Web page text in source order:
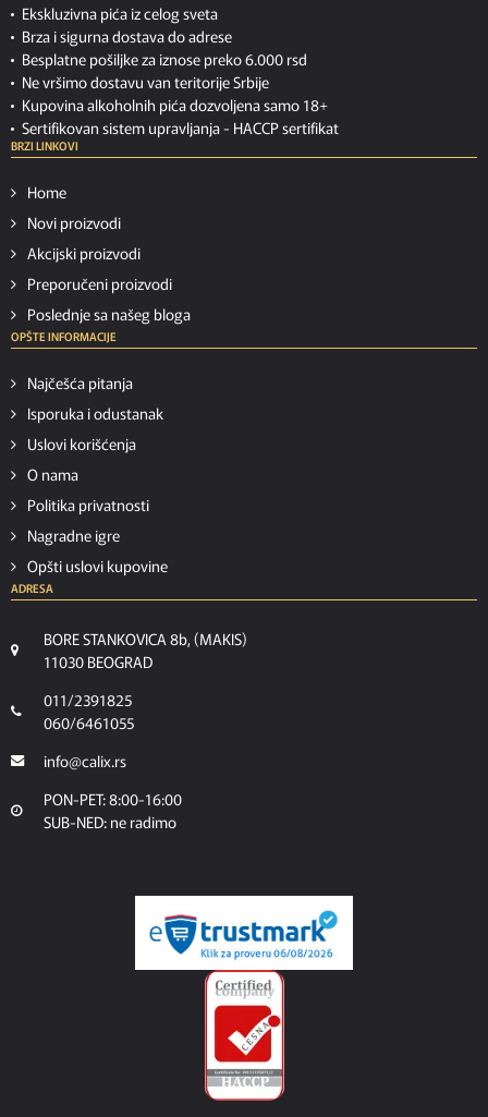
Ekskluzivna pića iz celog sveta
Brza i sigurna dostava do adrese
Besplatne pošiljke za iznose preko 6.000 rsd
Ne vršimo dostavu van teritorije Srbije
Kupovina alkoholnih pića dozvoljena samo 18+
Sertifikovan sistem upravljanja - HACCP sertifikat
BRZI LINKOVI
Home
Novi proizvodi
Akcijski proizvodi
Preporučeni proizvodi
Poslednje sa našeg bloga
OPŠTE INFORMACIJE
Najčešća pitanja
Isporuka i odustanak
Uslovi korišćenja
O nama
Politika privatnosti
Nagradne igre
Opšti uslovi kupovine
ADRESA
BORE STANKOVICA 8b, (MAKIS)
11030 BEOGRAD
011/2391825
060/6461055
info@calix.rs
PON-PET: 8:00-16:00
SUB-NED: ne radimo